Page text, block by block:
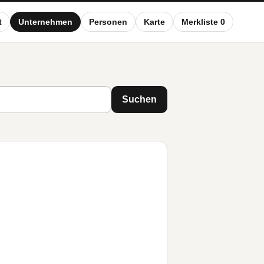
Unternehmen Personen Karte Merkliste 0
Suchen